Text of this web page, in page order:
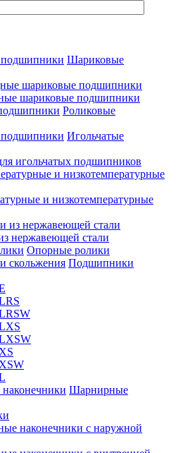
Шариковые
шариковые подшипники
шариковые подшипники
Роликовые
Игольчатые
игольчатых подшипников
и низкотемпературные
нержавеющей стали
Опорные ролики
Подшипники
Шарнирные
наконечники с наружной